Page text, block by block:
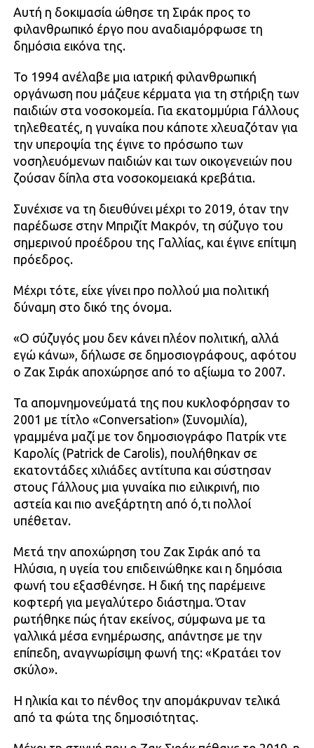
Αυτή η δοκιμασία ώθησε τη Σιράκ προς το
φιλανθρωπικό έργο που αναδιαμόρφωσε τη
δημόσια εικόνα της.
Το 1994 ανέλαβε μια ιατρική φιλανθρωπική
οργάνωση που μάζευε κέρματα για τη στήριξη των
παιδιών στα νοσοκομεία. Για εκατομμύρια Γάλλους
τηλεθεατές, η γυναίκα που κάποτε χλευαζόταν για
την υπεροψία της έγινε το πρόσωπο των
νοσηλευόμενων παιδιών και των οικογενειών που
ζούσαν δίπλα στα νοσοκομειακά κρεβάτια.
Συνέχισε να τη διευθύνει μέχρι το 2019, όταν την
παρέδωσε στην Μπριζίτ Μακρόν, τη σύζυγο του
σημερινού προέδρου της Γαλλίας, και έγινε επίτιμη
πρόεδρος.
Μέχρι τότε, είχε γίνει προ πολλού μια πολιτική
δύναμη στο δικό της όνομα.
«Ο σύζυγός μου δεν κάνει πλέον πολιτική, αλλά
εγώ κάνω», δήλωσε σε δημοσιογράφους, αφότου
ο Ζακ Σιράκ αποχώρησε από το αξίωμα το 2007.
Τα απομνημονεύματά της που κυκλοφόρησαν το
2001 με τίτλο «Conversation» (Συνομιλία),
γραμμένα μαζί με τον δημοσιογράφο Πατρίκ ντε
Καρολίς (Patrick de Carolis), πουλήθηκαν σε
εκατοντάδες χιλιάδες αντίτυπα και σύστησαν
στους Γάλλους μια γυναίκα πιο ειλικρινή, πιο
αστεία και πιο ανεξάρτητη από ό,τι πολλοί
υπέθεταν.
Μετά την αποχώρηση του Ζακ Σιράκ από τα
Ηλύσια, η υγεία του επιδεινώθηκε και η δημόσια
φωνή του εξασθένησε. Η δική της παρέμεινε
κοφτερή για μεγαλύτερο διάστημα. Όταν
ρωτήθηκε πώς ήταν εκείνος, σύμφωνα με τα
γαλλικά μέσα ενημέρωσης, απάντησε με την
επίπεδη, αναγνωρίσιμη φωνή της: «Κρατάει τον
σκύλο».
Η ηλικία και το πένθος την απομάκρυναν τελικά
από τα φώτα της δημοσιότητας.